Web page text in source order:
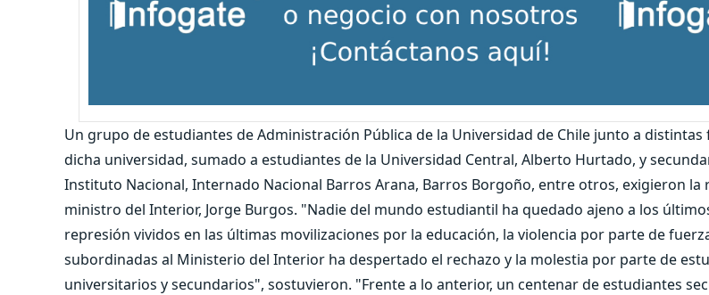
Un grupo de estudiantes de Administración Pública de la Universidad de Chile junto a distintas
dicha universidad, sumado a estudiantes de la Universidad Central, Alberto Hurtado, y
Instituto Nacional, Internado Nacional Barros Arana, Barros Borgoño, entre otros, exigieron la
ministro del Interior, Jorge Burgos. "Nadie del mundo estudiantil ha quedado ajeno a los
represión vividos en las últimas movilizaciones por la educación, la violencia por parte de
subordinadas al Ministerio del Interior ha despertado el rechazo y la molestia por parte de
universitarios y secundarios", sostuvieron. "Frente a lo anterior, un centenar de estudiantes